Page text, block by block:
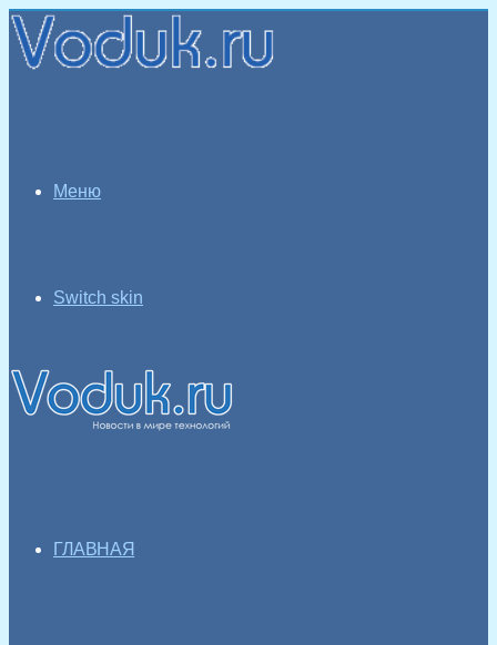
Меню
Switch skin
ГЛАВНАЯ